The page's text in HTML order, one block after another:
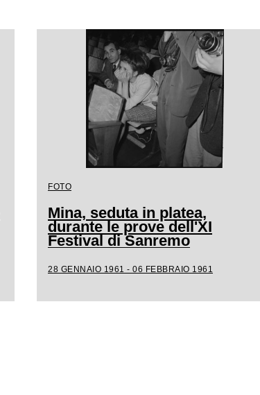
FOTO
Mina, seduta in platea,
durante le prove dell'XI
Festival di Sanremo
28 GENNAIO 1961 - 06 FEBBRAIO 1961